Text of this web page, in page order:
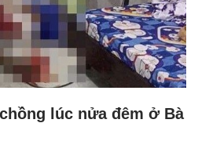
lúc nửa đêm ở Bà